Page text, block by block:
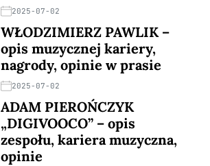
2025-07-02
WŁODZIMIERZ PAWLIK –
opis muzycznej kariery,
nagrody, opinie w prasie
2025-07-02
ADAM PIEROŃCZYK
„DIGIVOOCO” – opis
zespołu, kariera muzyczna,
opinie